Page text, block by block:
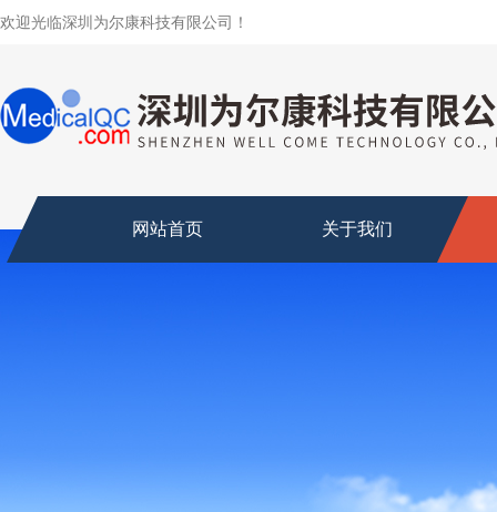
欢迎光临深圳为尔康科技有限公司！
网站首页 关于我们